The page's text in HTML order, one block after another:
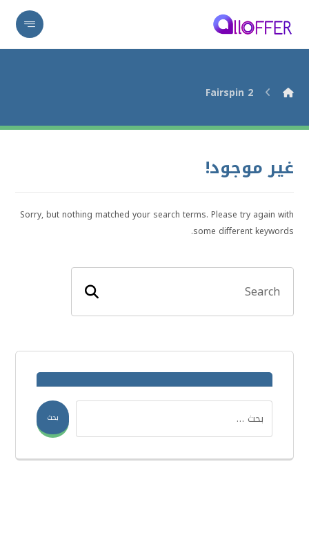
Fairspin 2
غير موجود!
Sorry, but nothing matched your search terms. Please try again with
some different keywords.
بحث